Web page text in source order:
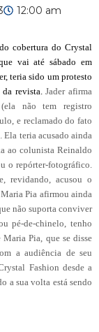
12:00 am
cobertura do Crystal
vai até sábado em
teria sido um protesto
da revista.Jader afirma
não tem registro
e reclamado do fato
Ela teria acusado ainda
ao colunista Reinaldo
o repórter-fotográfico.
revidando, acusou o
Pia afirmou ainda
não suporta conviver
pé-de-chinelo, tenho
Maria Pia, que se disse
a audiência de seu
Fashion desde a
a sua volta está sendo